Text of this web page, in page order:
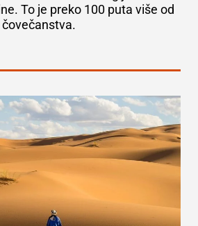
To je preko 100 puta više od